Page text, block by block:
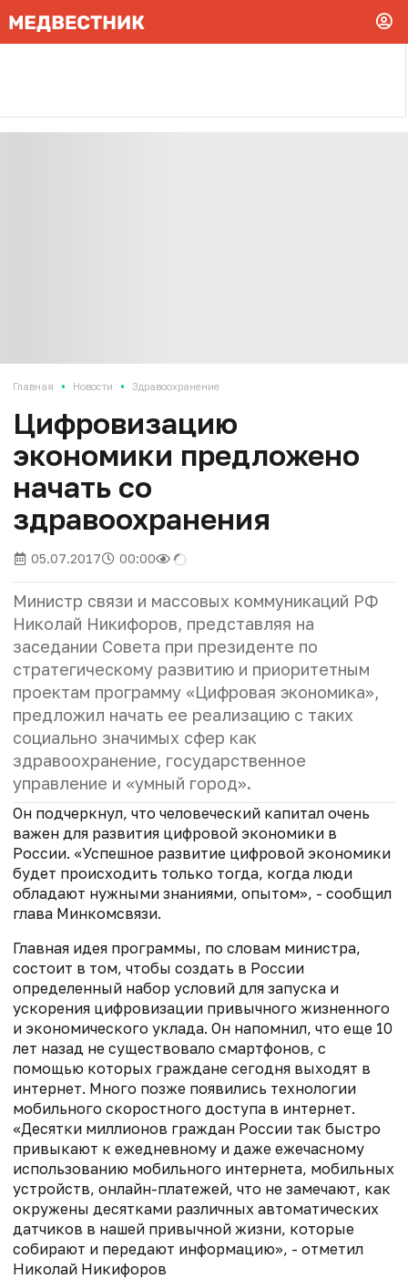
Главная • Новости • Здравоохранение
Цифровизацию
экономики предложено
начать со
здравоохранения
05.07.2017 00:00
Министр связи и массовых коммуникаций РФ
Николай Никифоров, представляя на
заседании Совета при президенте по
стратегическому развитию и приоритетным
проектам программу «Цифровая экономика»,
предложил начать ее реализацию с таких
социально значимых сфер как
здравоохранение, государственное
управление и «умный город».
Он подчеркнул, что человеческий капитал очень
важен для развития цифровой экономики в
России. «Успешное развитие цифровой экономики
будет происходить только тогда, когда люди
обладают нужными знаниями, опытом», - сообщил
глава Минкомсвязи.
Главная идея программы, по словам министра,
состоит в том, чтобы создать в России
определенный набор условий для запуска и
ускорения цифровизации привычного жизненного
и экономического уклада. Он напомнил, что еще 10
лет назад не существовало смартфонов, с
помощью которых граждане сегодня выходят в
интернет. Много позже появились технологии
мобильного скоростного доступа в интернет.
«Десятки миллионов граждан России так быстро
привыкают к ежедневному и даже ежечасному
использованию мобильного интернета, мобильных
устройств, онлайн-платежей, что не замечают, как
окружены десятками различных автоматических
датчиков в нашей привычной жизни, которые
собирают и передают информацию», - отметил
Николай Никифоров